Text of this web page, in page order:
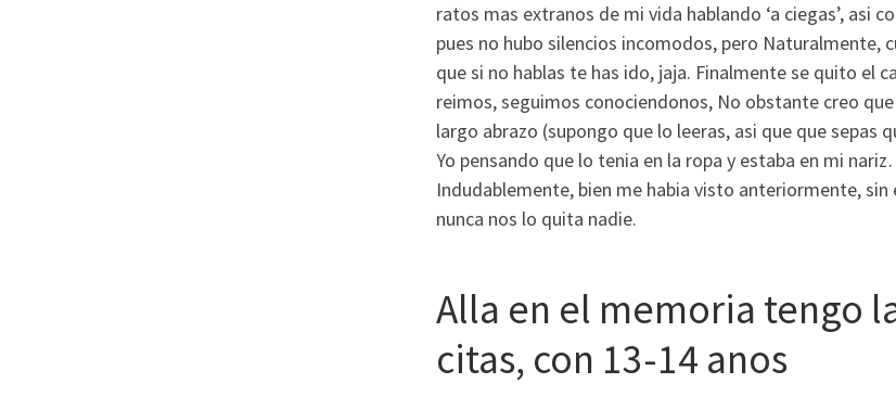
ratos mas extranos de mi vida hablando ‘a ciegas’, asi­
pues no hubo silencios incomodos, pero Naturalmente,
que si no hablas te has ido, jaja. Finalmente se quito el
reimos, seguimos conociendonos, No obstante creo
largo abrazo (supongo que lo leeras, asi que que sepas
Yo pensando que lo tenia en la ropa y estaba en mi
Indudablemente, bien me habia visto anteriormente,
nunca nos lo quita nadie.
Alla en el memoria tengo
citas, con 13-14 anos